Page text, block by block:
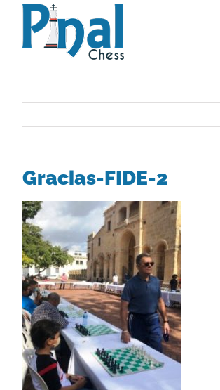
Saltar
contenido
Gracias-FIDE-2